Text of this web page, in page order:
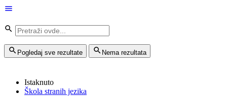
Pogledaj sve rezultate Nema rezultata
Istaknuto
Škola stranih jezika